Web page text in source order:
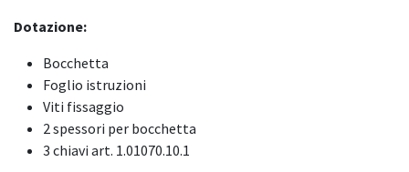
Dotazione:
Bocchetta
Foglio istruzioni
Viti fissaggio
2 spessori per bocchetta
3 chiavi art. 1.01070.10.1​